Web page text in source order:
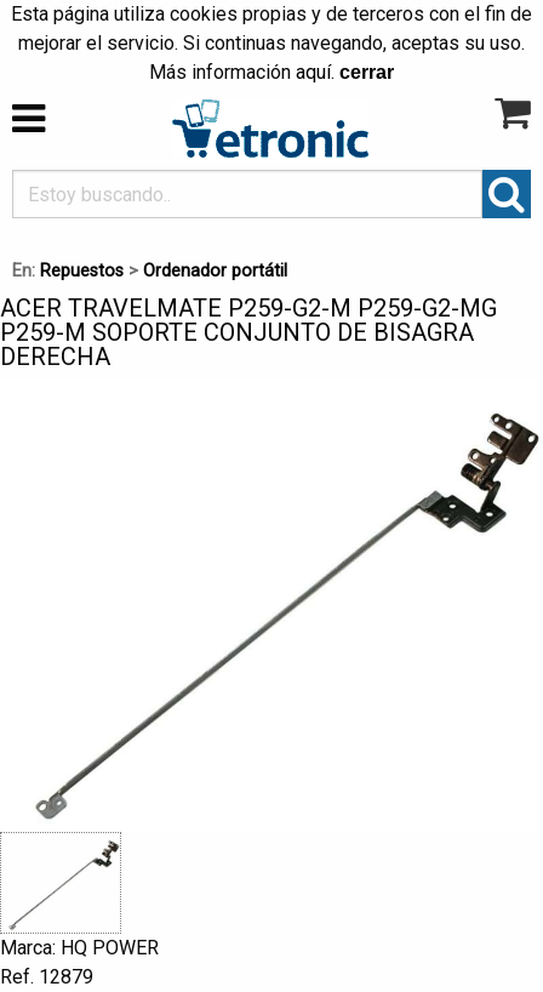
Esta página utiliza cookies propias y de terceros con el fin de
mejorar el servicio. Si continuas navegando, aceptas su uso.
Más información aquí. cerrar
En: Repuestos > Ordenador portátil
ACER TRAVELMATE P259-G2-M P259-G2-MG
P259-M SOPORTE CONJUNTO DE BISAGRA
DERECHA
Marca: HQ POWER
Ref. 12879